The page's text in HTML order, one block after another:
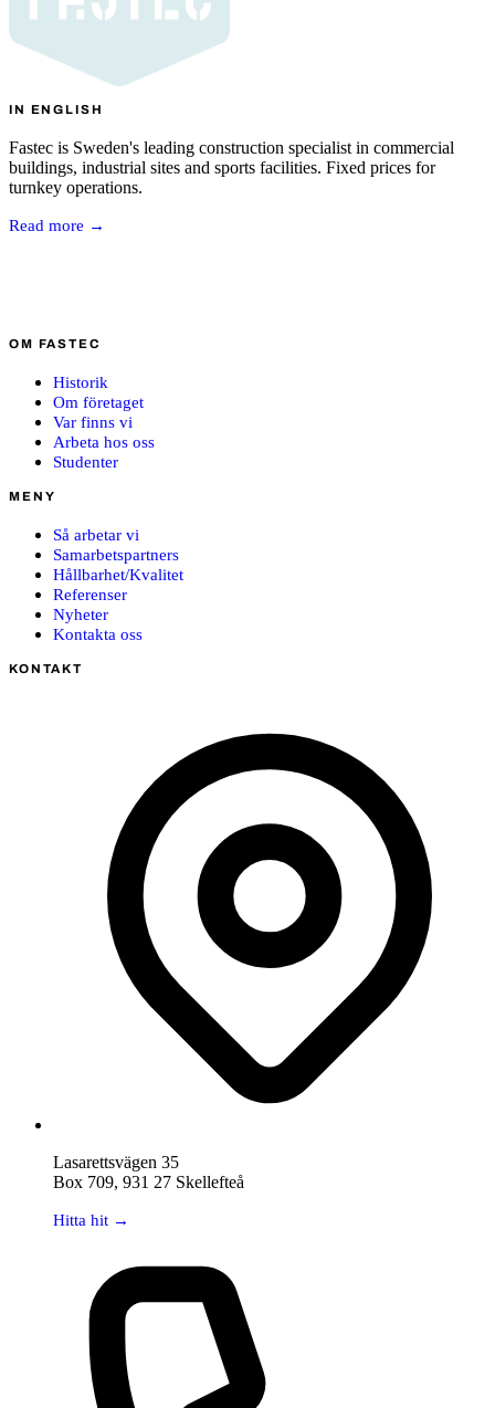
IN ENGLISH
Fastec is Sweden's leading construction specialist in commercial
buildings, industrial sites and sports facilities. Fixed prices for
turnkey operations.
Read more →
OM FASTEC
Historik
Om företaget
Var finns vi
Arbeta hos oss
Studenter
MENY
Så arbetar vi
Samarbetspartners
Hållbarhet/Kvalitet
Referenser
Nyheter
Kontakta oss
KONTAKT
Lasarettsvägen 35
Box 709, 931 27 Skellefteå
Hitta hit →